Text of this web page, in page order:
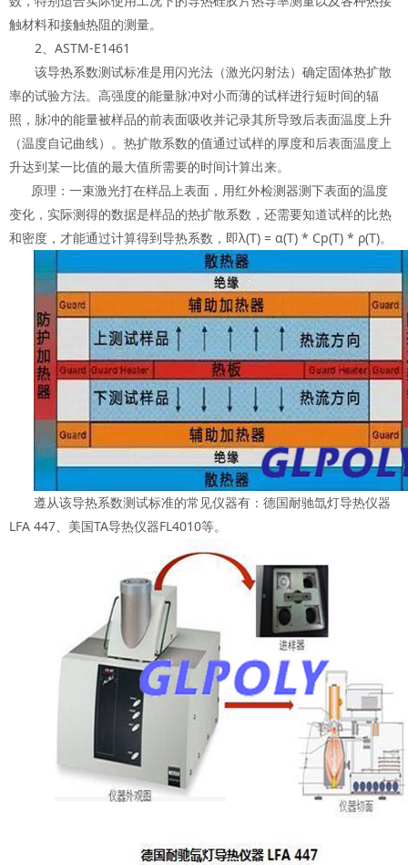
触材料和接触热阻的测量。
2、ASTM-E1461
该导热系数测试标准是用闪光法（激光闪射法）确定固体热扩散
率的试验方法。高强度的能量脉冲对小而薄的试样进行短时间的辐
照，脉冲的能量被样品的前表面吸收并记录其所导致后表面温度上升
（温度自记曲线）。热扩散系数的值通过试样的厚度和后表面温度上
升达到某一比值的最大值所需要的时间计算出来。
原理：一束激光打在样品上表面，用红外检测器测下表面的温度
变化，实际测得的数据是样品的热扩散系数，还需要知道试样的比热
和密度，才能通过计算得到导热系数，即λ(T) = α(T) * Cp(T) * ρ(T)。
遵从该导热系数测试标准的常见仪器有：德国耐驰氙灯导热仪器
LFA 447、美国TA导热仪器FL4010等。